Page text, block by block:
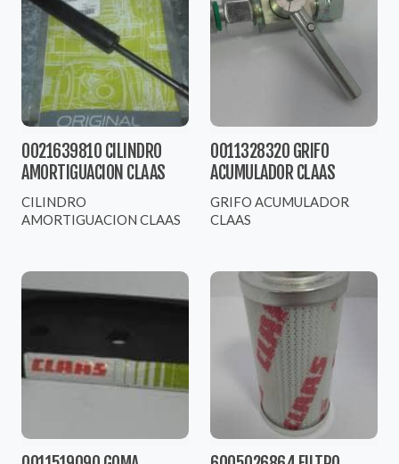
0021639810 CILINDRO
AMORTIGUACION CLAAS
CILINDRO
AMORTIGUACION CLAAS
0011328320 GRIFO
ACUMULADOR CLAAS
GRIFO ACUMULADOR
CLAAS